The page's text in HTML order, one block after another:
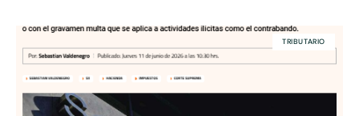
TRIBUTARIO